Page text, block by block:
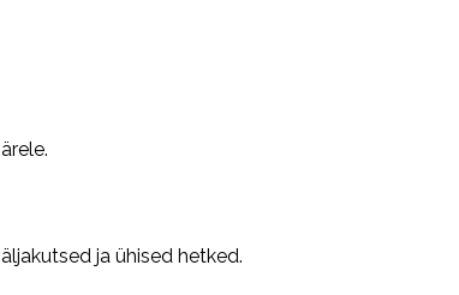
ja ühised hetked.